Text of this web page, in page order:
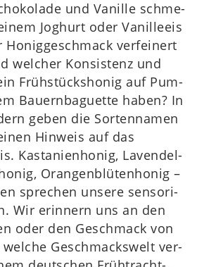
und Vanil­le schme­
Joghurt oder Vanil­le­eis
Honig­ge­schmack ver­fei­nert
wel­cher Kon­sis­tenz und
Früh­stücks­ho­nig auf Pum­
Bau­ern­ba­guette haben? In
geben die Sor­ten­na­men
Hin­weis auf das
Kas­ta­ni­en­ho­nig, Laven­del­
Oran­gen­blü­ten­ho­nig –
spre­chen unsere sen­so­ri­
Wir erin­nern uns an den
oder den Geschmack von
welche Geschmacks­welt ver­